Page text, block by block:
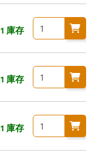
1 庫存
1 庫存
1 庫存